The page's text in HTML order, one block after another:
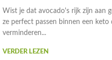
Wist je dat avocado's rijk zijn aan
ze perfect passen binnen een
verminderen...
VERDER LEZEN